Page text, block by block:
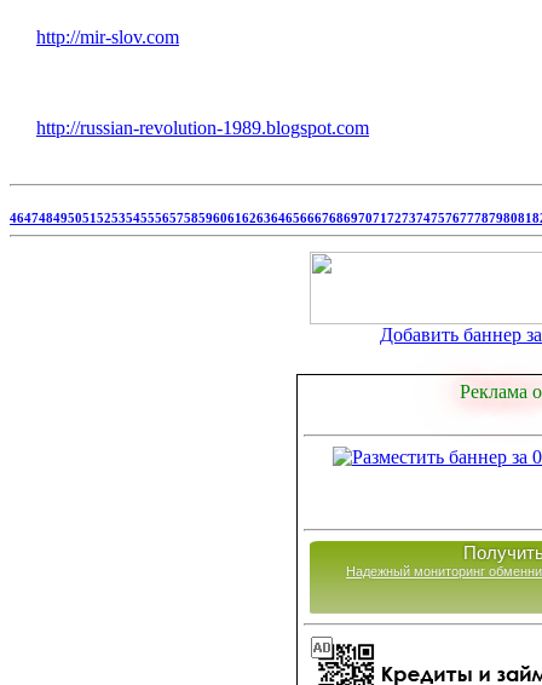
http://mir-slov.com
http://russian-revolution-1989.blogspot.com
464748495051525354555657585960616263646566676869707172737475767778798081
Добавить баннер
Реклама
Надежный мониторинг